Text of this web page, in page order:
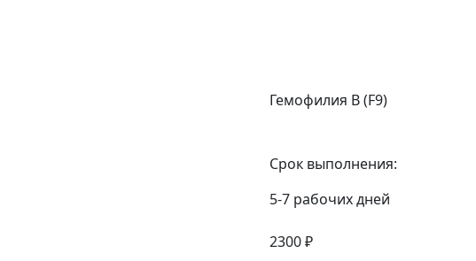
Гемофилия B (F9)
Срок выполнения:
5-7 рабочих дней
2300 ₽